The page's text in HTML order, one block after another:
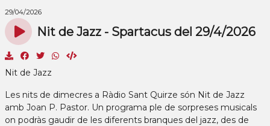
29/04/2026
Nit de Jazz - Spartacus del 29/4/2026
Nit de Jazz
Les nits de dimecres a Ràdio Sant Quirze són Nit de Jazz
amb Joan P. Pastor. Un programa ple de sorpreses musicals
on podràs gaudir de les diferents branques del jazz, des de